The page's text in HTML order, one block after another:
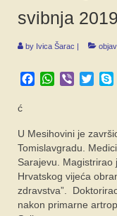
svibnja
by Ivica Šarac |
Facebook
WhatsApp
Viber
ć
U Mesihovini je
Tomislavgradu.
Sarajevu. Magistrirao
Hrvatskog vijeća
zdravstva”.
nakon primarne